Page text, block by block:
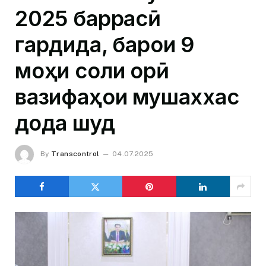
2025 баррасӣ
гардида, барои 9
моҳи соли ҷорӣ
вазифаҳои мушаххас
дода шуд
By Transcontrol 04.07.2025